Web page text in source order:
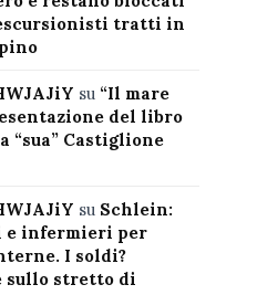
tratti in
su “Il mare
del libro
Castiglione
su Schlein:
e infermieri per
I soldi?
sullo stretto di